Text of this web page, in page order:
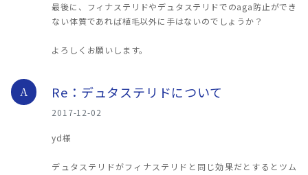
最後に、フィナステリドやデュタステリドでのaga防止ができ
ない体質であれば植毛以外に手はないのでしょうか？
よろしくお願いします。
A Re：デュタステリドについて
2017-12-02
yd様
デュタステリドがフィナステリドと同じ効果だとするとツム